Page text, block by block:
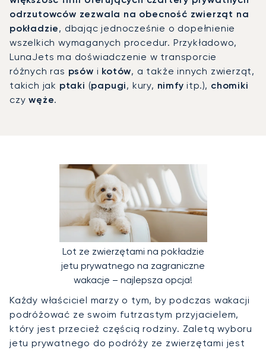
odrzutowców zezwala na obecność zwierząt na
pokładzie, dbając jednocześnie o dopełnienie
wszelkich wymaganych procedur. Przykładowo,
LunaJets ma doświadczenie w transporcie
różnych ras psów i kotów, a także innych zwierząt,
takich jak ptaki (papugi, kury, nimfy itp.), chomiki
czywęże.
Lot ze zwierzętami na pokładzie
jetu prywatnego na zagraniczne
wakacje – najlepsza opcja!
Każdy właściciel marzy o tym, by podczas wakacji
podróżować ze swoim futrzastym przyjacielem,
który jest przecież częścią rodziny. Zaletą wyboru
jetu prywatnego do podróży ze zwierzętami jest